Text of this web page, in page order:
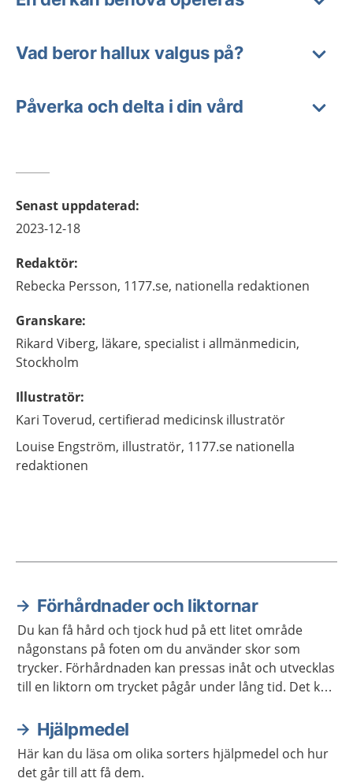
Vad beror hallux valgus på?
Påverka och delta i din vård
Senast uppdaterad:
2023-12-18
Redaktör:
Rebecka Persson, 1177.se, nationella redaktionen
Granskare:
Rikard Viberg, läkare, specialist i allmänmedicin,
Stockholm
Illustratör:
Kari Toverud, certifierad medicinsk illustratör
Louise Engström, illustratör, 1177.se nationella
redaktionen
Aktuella artiklar
Förhårdnader och liktornar
Du kan få hård och tjock hud på ett litet område
någonstans på foten om du använder skor som
trycker. Förhårdnaden kan pressas inåt och utvecklas
till en liktorn om trycket pågår under lång tid. Det kan
besvären själv.
Hjälpmedel
Här kan du läsa om olika sorters hjälpmedel och hur
det går till att få dem.